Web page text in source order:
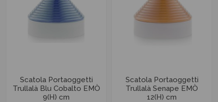
Scatola Portaoggetti
Trullalà Blu Cobalto EMÒ
9(H) cm
Scatola Portaoggetti
Trullalà Senape EMÒ
12(H) cm